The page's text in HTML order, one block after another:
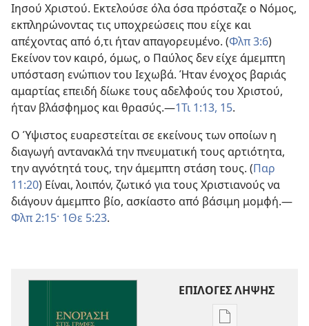
Ιησού Χριστού. Εκτελούσε όλα όσα πρόσταζε ο Νόμος,
εκπληρώνοντας τις υποχρεώσεις που είχε και
απέχοντας από ό,τι ήταν απαγορευμένο. (Φλπ 3:6)
Εκείνον τον καιρό, όμως, ο Παύλος δεν είχε άμεμπτη
υπόσταση ενώπιον του Ιεχωβά. Ήταν ένοχος βαριάς
αμαρτίας επειδή δίωκε τους αδελφούς του Χριστού,
ήταν βλάσφημος και θρασύς.—1Τι 1:13, 15.
Ο Ύψιστος ευαρεστείται σε εκείνους των οποίων η
διαγωγή αντανακλά την πνευματική τους αρτιότητα,
την αγνότητά τους, την άμεμπτη στάση τους. (Παρ
11:20) Είναι, λοιπόν, ζωτικό για τους Χριστιανούς να
διάγουν άμεμπτο βίο, ασκίαστο από βάσιμη μομφή.—
Φλπ 2:15· 1Θε 5:23.
ΕΠΙΛΟΓΕΣ ΛΗΨΗΣ